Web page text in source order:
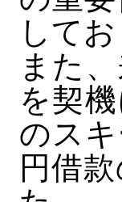
して
また
を契
のス
円借